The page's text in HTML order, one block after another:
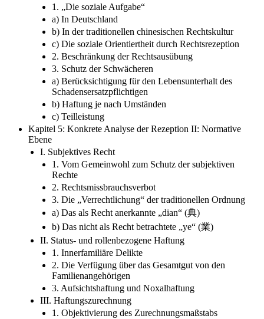
1. „Die soziale Aufgabe“
a) In Deutschland
b) In der traditionellen chinesischen Rechtskultur
c) Die soziale Orientiertheit durch Rechtsrezeption
2. Beschränkung der Rechtsausübung
3. Schutz der Schwächeren
a) Berücksichtigung für den Lebensunterhalt des
Schadensersatzpflichtigen
b) Haftung je nach Umständen
c) Teilleistung
Kapitel 5: Konkrete Analyse der Rezeption II: Normative
Ebene
I. Subjektives Recht
1. Vom Gemeinwohl zum Schutz der subjektiven
Rechte
2. Rechtsmissbrauchsverbot
3. Die „Verrechtlichung“ der traditionellen Ordnung
a) Das als Recht anerkannte „dian“ (典)
b) Das nicht als Recht betrachtete „ye“ (業)
II. Status- und rollenbezogene Haftung
1. Innerfamiliäre Delikte
2. Die Verfügung über das Gesamtgut von den
Familienangehörigen
3. Aufsichtshaftung und Noxalhaftung
III. Haftungszurechnung
1. Objektivierung des Zurechnungsmaßstabs